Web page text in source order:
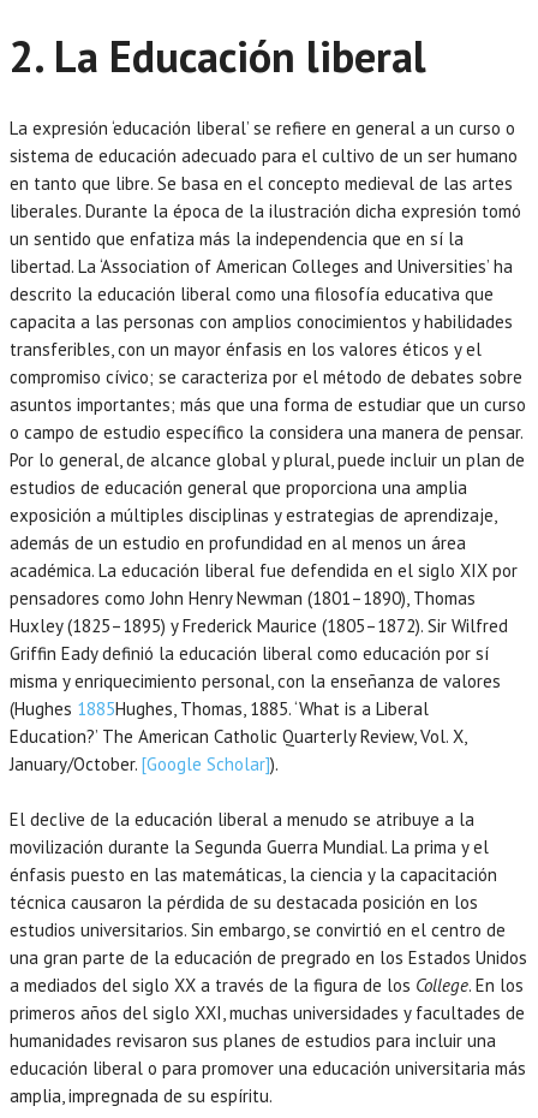
2. La Educación liberal
La expresión ‘educación liberal’ se refiere en general a un curso o
sistema de educación adecuado para el cultivo de un ser humano
en tanto que libre. Se basa en el concepto medieval de las artes
liberales. Durante la época de la ilustración dicha expresión tomó
un sentido que enfatiza más la independencia que en sí la
libertad. La ‘Association of American Colleges and Universities’ ha
descrito la educación liberal como una filosofía educativa que
capacita a las personas con amplios conocimientos y habilidades
transferibles, con un mayor énfasis en los valores éticos y el
compromiso cívico; se caracteriza por el método de debates sobre
asuntos importantes; más que una forma de estudiar que un curso
o campo de estudio específico la considera una manera de pensar.
Por lo general, de alcance global y plural, puede incluir un plan de
estudios de educación general que proporciona una amplia
exposición a múltiples disciplinas y estrategias de aprendizaje,
además de un estudio en profundidad en al menos un área
académica. La educación liberal fue defendida en el siglo XIX por
pensadores como John Henry Newman (1801–1890), Thomas
Huxley (1825–1895) y Frederick Maurice (1805–1872). Sir Wilfred
Griffin Eady definió la educación liberal como educación por sí
misma y enriquecimiento personal, con la enseñanza de valores
(Hughes 1885Hughes, Thomas, 1885.‘What is a Liberal
Education?’ The American Catholic Quarterly Review, Vol. X,
January/October. [Google Scholar]).
El declive de la educación liberal a menudo se atribuye a la
movilización durante la Segunda Guerra Mundial. La prima y el
énfasis puesto en las matemáticas, la ciencia y la capacitación
técnica causaron la pérdida de su destacada posición en los
estudios universitarios. Sin embargo, se convirtió en el centro de
una gran parte de la educación de pregrado en los Estados Unidos
a mediados del siglo XX a través de la figura de los College. En los
primeros años del siglo XXI, muchas universidades y facultades de
humanidades revisaron sus planes de estudios para incluir una
educación liberal o para promover una educación universitaria más
amplia, impregnada de su espíritu.